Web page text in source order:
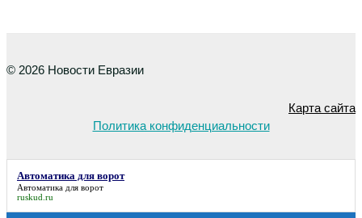
© 2026 Новости Евразии
Карта сайта
Политика конфиденциальности
Автоматика для ворот
Автоматика для ворот
ruskud.ru